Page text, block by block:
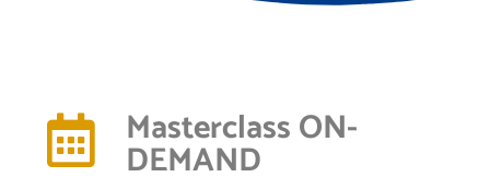
Masterclass ON-
DEMAND